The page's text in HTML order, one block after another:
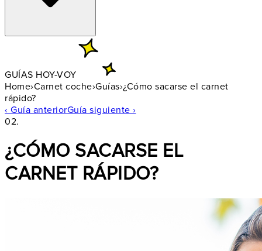
GUÍAS HOY-VOY
Home›Carnet coche›Guías›¿Cómo sacarse el carnet
rápido?
‹ Guía anteriorGuía siguiente ›
02.
¿CÓMO SACARSE EL
CARNET RÁPIDO?